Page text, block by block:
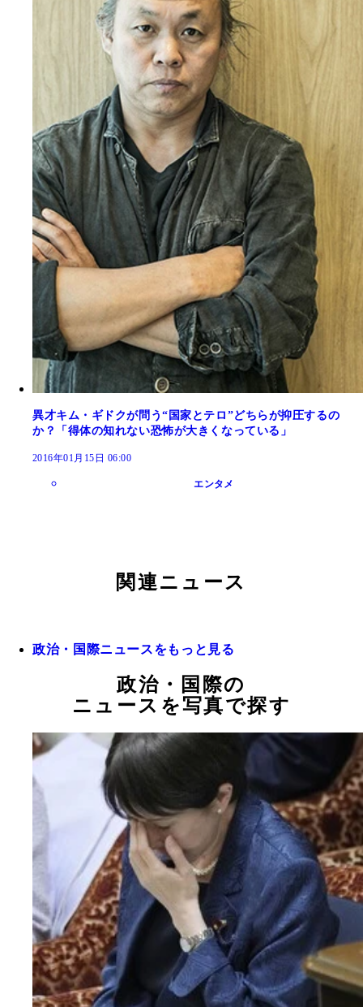
異才キム・ギドクが問う“国家とテロ”どちらが抑圧するの
か？「得体の知れない恐怖が大きくなっている」
2016年01月15日 06:00
エンタメ
関連ニュース
政治・国際ニュースをもっと見る
政治・国際の
ニュースを写真で探す